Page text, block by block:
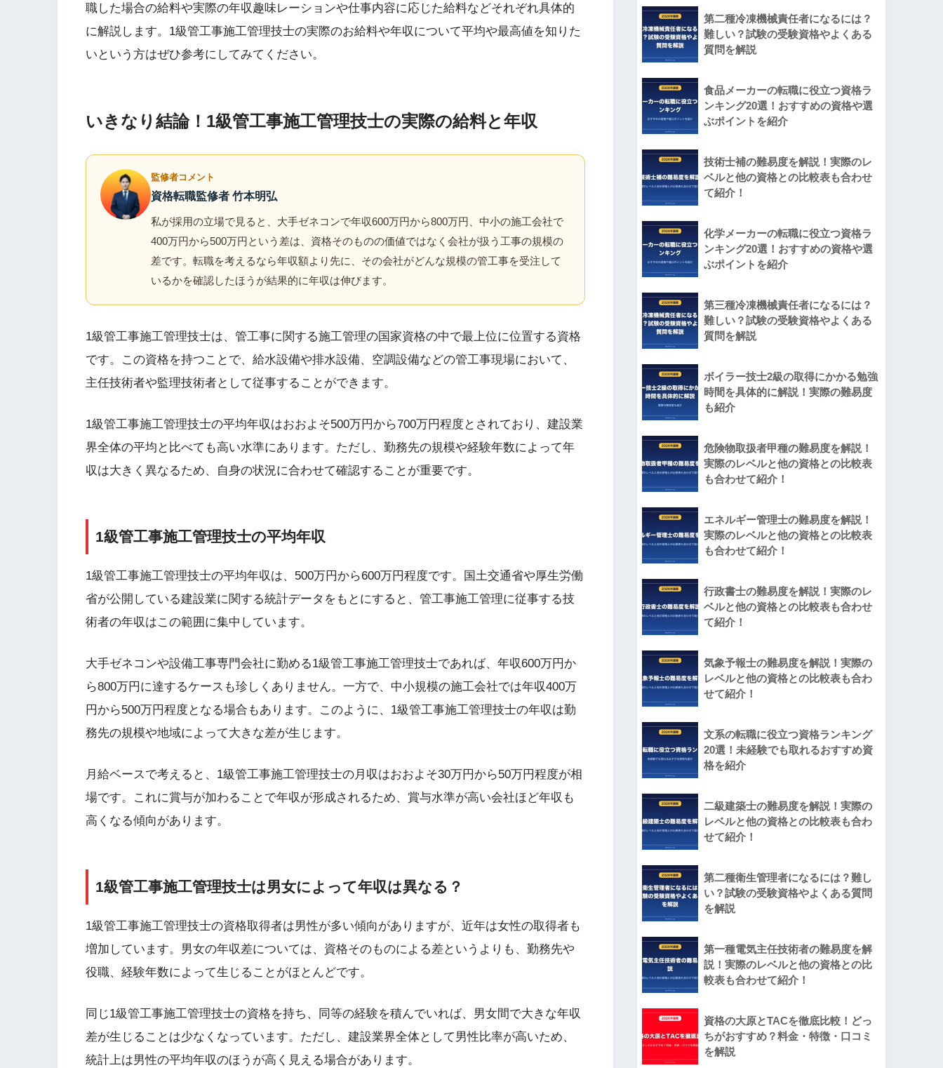
職した場合の給料や実際の年収趣味レーションや仕事内容に応じた給料などそれぞれ具体的
に解説します。1級管工事施工管理技士の実際のお給料や年収について平均や最高値を知りた
いという方はぜひ参考にしてみてください。
いきなり結論！1級管工事施工管理技士の実際の給料と年収
監修者コメント
資格転職監修者 竹本明弘
私が採用の立場で見ると、大手ゼネコンで年収600万円から800万円、中小の施工会社で
400万円から500万円という差は、資格そのものの価値ではなく会社が扱う工事の規模の
差です。転職を考えるなら年収額より先に、その会社がどんな規模の管工事を受注して
いるかを確認したほうが結果的に年収は伸びます。
1級管工事施工管理技士は、管工事に関する施工管理の国家資格の中で最上位に位置する資格
です。この資格を持つことで、給水設備や排水設備、空調設備などの管工事現場において、
主任技術者や監理技術者として従事することができます。
1級管工事施工管理技士の平均年収はおおよそ500万円から700万円程度とされており、建設業
界全体の平均と比べても高い水準にあります。ただし、勤務先の規模や経験年数によって年
収は大きく異なるため、自身の状況に合わせて確認することが重要です。
1級管工事施工管理技士の平均年収
1級管工事施工管理技士の平均年収は、500万円から600万円程度です。国土交通省や厚生労働
省が公開している建設業に関する統計データをもとにすると、管工事施工管理に従事する技
術者の年収はこの範囲に集中しています。
大手ゼネコンや設備工事専門会社に勤める1級管工事施工管理技士であれば、年収600万円か
ら800万円に達するケースも珍しくありません。一方で、中小規模の施工会社では年収400万
円から500万円程度となる場合もあります。このように、1級管工事施工管理技士の年収は勤
務先の規模や地域によって大きな差が生じます。
月給ベースで考えると、1級管工事施工管理技士の月収はおおよそ30万円から50万円程度が相
場です。これに賞与が加わることで年収が形成されるため、賞与水準が高い会社ほど年収も
高くなる傾向があります。
1級管工事施工管理技士は男女によって年収は異なる？
1級管工事施工管理技士の資格取得者は男性が多い傾向がありますが、近年は女性の取得者も
増加しています。男女の年収差については、資格そのものによる差というよりも、勤務先や
役職、経験年数によって生じることがほとんどです。
同じ1級管工事施工管理技士の資格を持ち、同等の経験を積んでいれば、男女間で大きな年収
差が生じることは少なくなっています。ただし、建設業界全体として男性比率が高いため、
統計上は男性の平均年収のほうが高く見える場合があります。
第二種冷凍機械責任者になるには？
難しい？試験の受験資格やよくある
質問を解説
食品メーカーの転職に役立つ資格ラ
ンキング20選！おすすめの資格や選
ぶポイントを紹介
技術士補の難易度を解説！実際のレ
ベルと他の資格との比較表も合わせ
て紹介！
化学メーカーの転職に役立つ資格ラ
ンキング20選！おすすめの資格や選
ぶポイントを紹介
第三種冷凍機械責任者になるには？
難しい？試験の受験資格やよくある
質問を解説
ボイラー技士2級の取得にかかる勉強
時間を具体的に解説！実際の難易度
も紹介
危険物取扱者甲種の難易度を解説！
実際のレベルと他の資格との比較表
も合わせて紹介！
エネルギー管理士の難易度を解説！
実際のレベルと他の資格との比較表
も合わせて紹介！
行政書士の難易度を解説！実際のレ
ベルと他の資格との比較表も合わせ
て紹介！
気象予報士の難易度を解説！実際の
レベルと他の資格との比較表も合わ
せて紹介！
文系の転職に役立つ資格ランキング
20選！未経験でも取れるおすすめ資
格を紹介
二級建築士の難易度を解説！実際の
レベルと他の資格との比較表も合わ
せて紹介！
第二種衛生管理者になるには？難し
い？試験の受験資格やよくある質問
を解説
第一種電気主任技術者の難易度を解
説！実際のレベルと他の資格との比
較表も合わせて紹介！
資格の大原とTACを徹底比較！どっ
ちがおすすめ？料金・特徴・口コミ
を解説